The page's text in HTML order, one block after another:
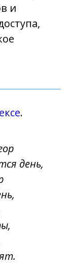
и
.
день,